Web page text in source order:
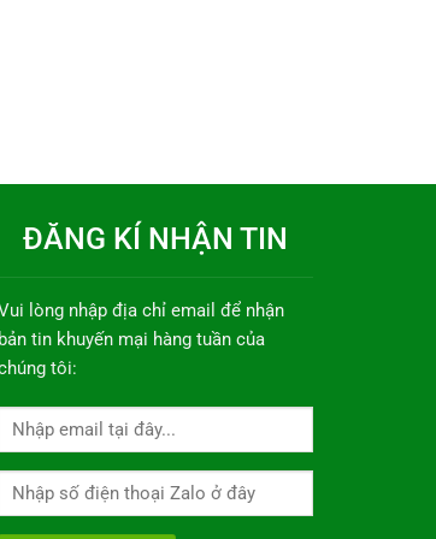
ĐĂNG KÍ NHẬN TIN
lòng nhập địa chỉ email để nhận
bản tin khuyến mại hàng tuần của
tôi: